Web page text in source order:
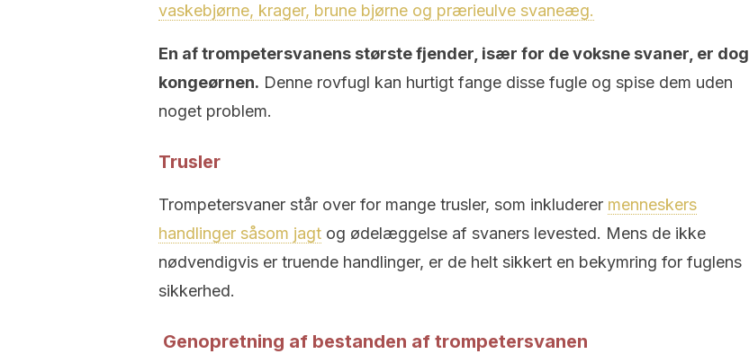
vaskebjørne, krager, brune bjørne og prærieulve svaneæg.
En af trompetersvanens største fjender, især for de voksne svaner, er dog
kongeørnen. Denne rovfugl kan hurtigt fange disse fugle og spise dem uden
noget problem.
Trusler
Trompetersvaner står over for mange trusler, som inkluderer menneskers
handlinger såsom jagt og ødelæggelse af svaners levested. Mens de ikke
nødvendigvis er truende handlinger, er de helt sikkert en bekymring for fuglens
sikkerhed.
Genopretning af bestanden af trompetersvanen